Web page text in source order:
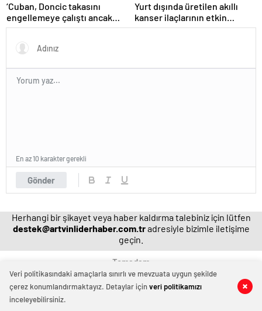
0 0
‘Cuban, Doncic takasını
engellemeye çalıştı ancak
geç kaldı’ iddiası! NBA
Yurt dışında üretilen akıllı
kanser ilaçlarının etkin
maddesi yerli imkanlarla
Gönder
En az 10 karakter gerekli
Herhangi bir şikayet veya haber kaldırma talebiniz için lütfen
destek@artvinliderhaber.com.tradresiyle bizimle iletişime
geçin.
Temadam
Veri politikasındaki amaçlarla sınırlı ve mevzuata uygun şekilde
çerez konumlandırmaktayız. Detaylar içinveri politikamızı
inceleyebilirsiniz.